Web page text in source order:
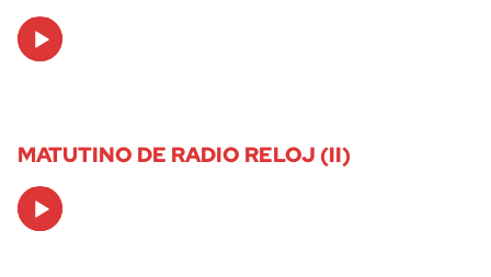
Audio
Player
MATUTINO DE RADIO RELOJ (II)
Audio
Player